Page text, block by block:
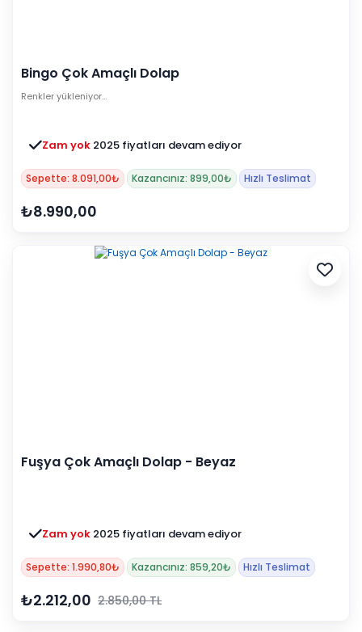
Bingo Çok Amaçlı Dolap
Renkler yükleniyor…
Zam yok 2025 fiyatları devam ediyor
Sepette: 8.091,00₺ Kazancınız: 899,00₺ Hızlı Teslimat
₺8.990,00
Fuşya Çok Amaçlı Dolap - Beyaz
Zam yok 2025 fiyatları devam ediyor
Sepette: 1.990,80₺ Kazancınız: 859,20₺ Hızlı Teslimat
₺2.212,00 2.850,00 TL